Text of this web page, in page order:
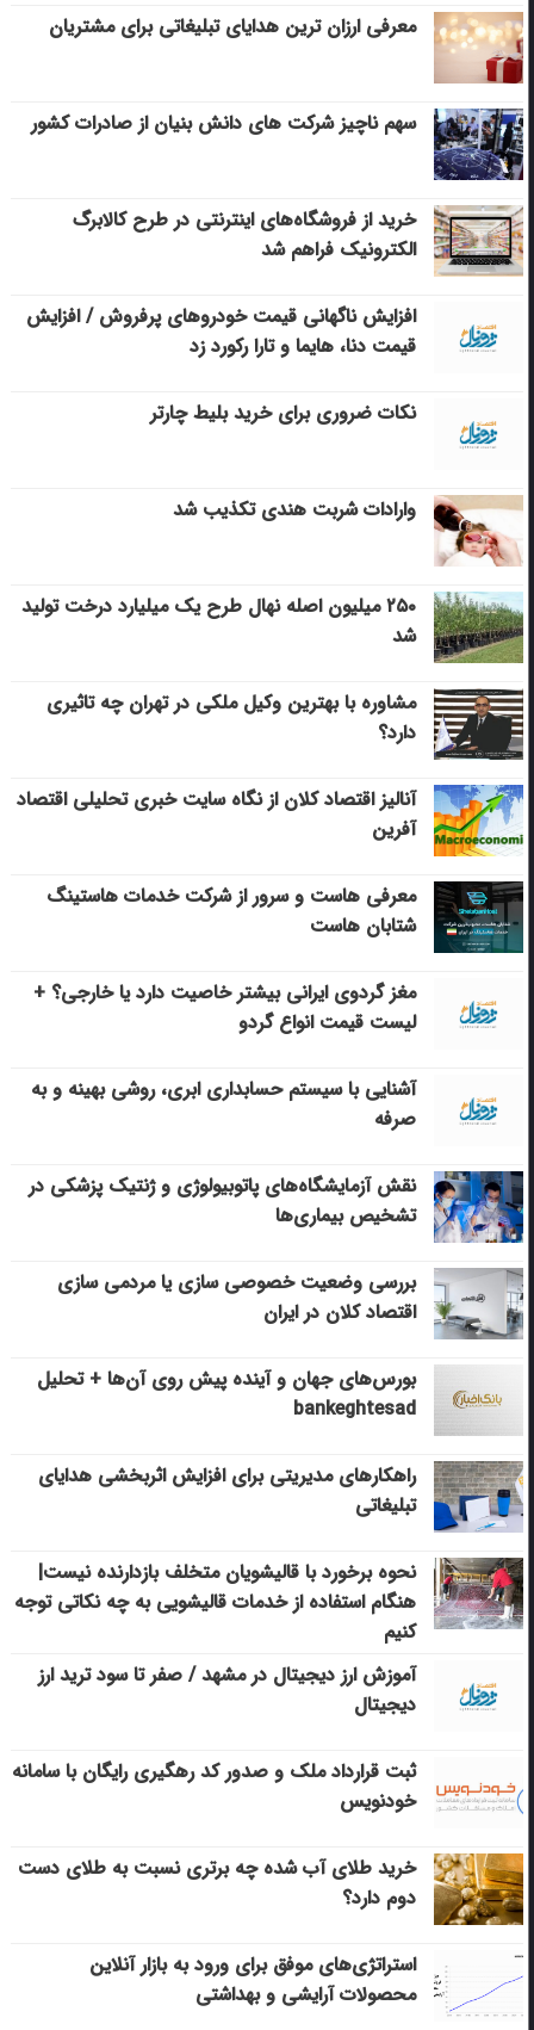
معرفی ارزان ترین هدایای تبلیغاتی برای مشتریان
سهم ناچیز شرکت های دانش بنیان از صادرات کشور
خرید از فروشگاه‌های اینترنتی در طرح کالابرگ
الکترونیک فراهم شد
افزایش ناگهانی قیمت خودروهای پرفروش / افزایش
قیمت دنا، هایما و تارا رکورد زد
نکات ضروری برای خرید بلیط چارتر
وارادات شربت هندی تکذیب شد
۲۵۰ میلیون اصله نهال طرح یک میلیارد درخت تولید
شد
مشاوره با بهترین وکیل ملکی در تهران چه تاثیری
دارد؟
آنالیز اقتصاد کلان از نگاه سایت خبری تحلیلی اقتصاد
آفرین
معرفی هاست و سرور از شرکت خدمات هاستینگ
شتابان هاست
مغز گردوی ایرانی بیشتر خاصیت دارد یا خارجی؟ +
لیست قیمت انواع گردو
آشنایی با سیستم حسابداری ابری، روشی بهینه و به
صرفه
نقش آزمایشگاه‌های پاتوبیولوژی و ژنتیک پزشکی در
تشخیص بیماری‌ها
بررسی وضعیت خصوصی سازی یا مردمی سازی
اقتصاد کلان در ایران
بورس‌های جهان و آینده پیش روی آن‌ها + تحلیل
bankeghtesad
راهکارهای مدیریتی برای افزایش اثربخشی هدایای
تبلیغاتی
نحوه برخورد با قالیشویان متخلف بازدارنده نیست|
هنگام استفاده از خدمات قالیشویی به چه نکاتی توجه
کنیم
آموزش ارز دیجیتال در مشهد / صفر تا سود ترید ارز
دیجیتال
ثبت قرارداد ملک و صدور کد رهگیری رایگان با سامانه
خودنویس
خرید طلای آب شده چه برتری نسبت به طلای دست
دوم دارد؟
استراتژی‌های موفق برای ورود به بازار آنلاین
محصولات آرایشی و بهداشتی